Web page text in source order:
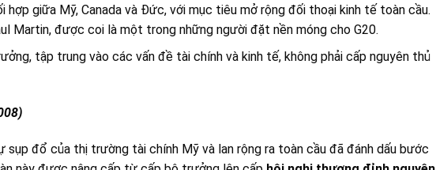
giữa Mỹ, Canada và Đức, với mục tiêu mở rộng đối thoại kinh tế toàn cầu.
Martin, được coi là một trong những người đặt nền móng cho G20.
tập trung vào các vấn đề tài chính và kinh tế, không phải cấp nguyên thủ
sụp đổ của thị trường tài chính Mỹ và lan rộng ra toàn cầu đã đánh dấu bước